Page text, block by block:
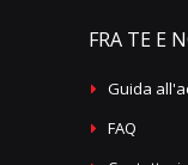
FRA TE E
Guida
FAQ